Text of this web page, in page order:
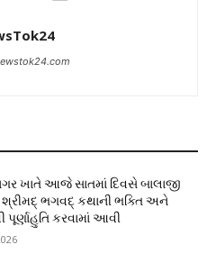
ખાતે આજે સાતમાં દિવસે બાલાજી
શ્રીમદ્ ભગવદ્ કથાની ભક્તિ અને
પૂર્ણાહુતિ કરવામાં આવી